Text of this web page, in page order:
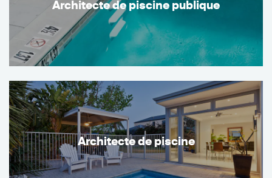
Architecte de piscine publique
Architecte de piscine